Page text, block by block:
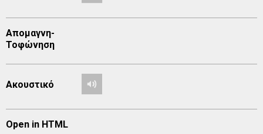
Απομαγνη-
Τοφώνηση
Ακουστικό
Open in HTML